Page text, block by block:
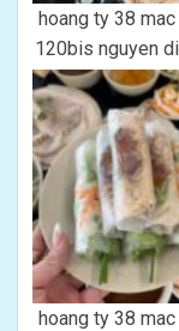
hoang ty 38
120bis nguyen
hoang ty 38